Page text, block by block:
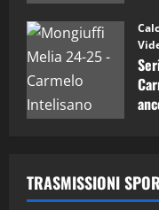
TRASMISSIONI
2